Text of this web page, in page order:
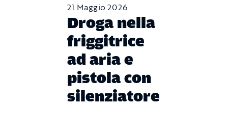
21 Maggio 2026
Droga nella
friggitrice
ad aria e
pistola con
silenziatore